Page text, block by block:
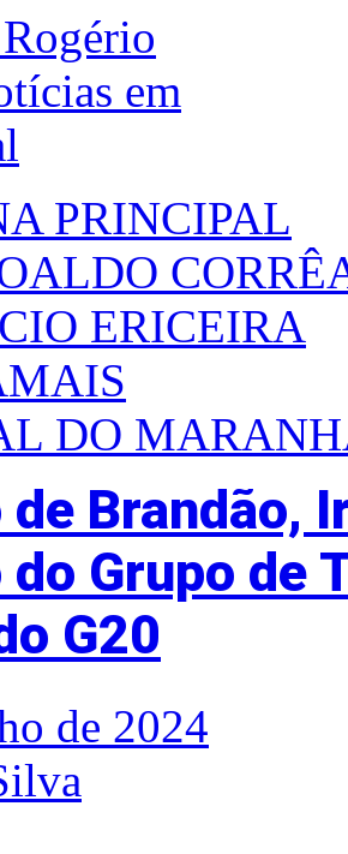
PRINCIPAL
ERICEIRA
DO
de Brandão,
Grupo de
G20
de 2024